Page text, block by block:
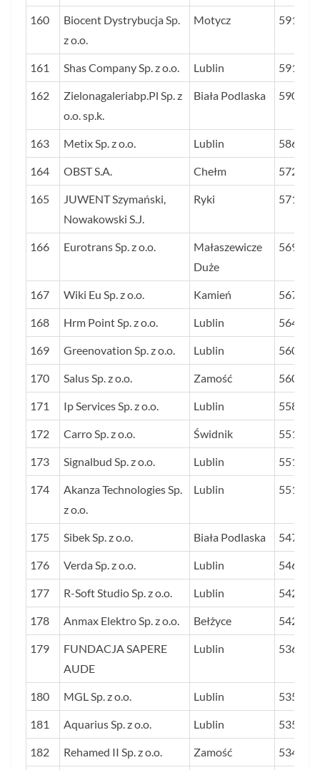
160
Biocent Dystrybucja Sp.
z o.o.
Motycz 591
161 Shas Company Sp. z o.o. Lublin 591
162
Zielonagaleriabp.Pl Sp. z
o.o. sp.k.
Biała Podlaska 590
163 Metix Sp. z o.o. Lublin 586
164 OBST S.A. Chełm 572
165
JUWENT Szymański,
Nowakowski S.J.
Ryki 571
166 Eurotrans Sp. z o.o.
Małaszewicze
Duże
569
167 Wiki Eu Sp. z o.o. Kamień 567
168 Hrm Point Sp. z o.o. Lublin 564
169 Greenovation Sp. z o.o. Lublin 560
170 Salus Sp. z o.o. Zamość 560
171 Ip Services Sp. z o.o. Lublin 558
172 Carro Sp. z o.o. Świdnik 551
173 Signalbud Sp. z o.o. Lublin 551
174
Akanza Technologies Sp.
z o.o.
Lublin 551
175 Sibek Sp. z o.o. Biała Podlaska 547
176 Verda Sp. z o.o. Lublin 546
177 R-Soft Studio Sp. z o.o. Lublin 542
178 Anmax Elektro Sp. z o.o. Bełżyce 542
179
FUNDACJA SAPERE
AUDE
Lublin 536
180 MGL Sp. z o.o. Lublin 535
181 Aquarius Sp. z o.o. Lublin 535
182 Rehamed II Sp. z o.o. Zamość 534